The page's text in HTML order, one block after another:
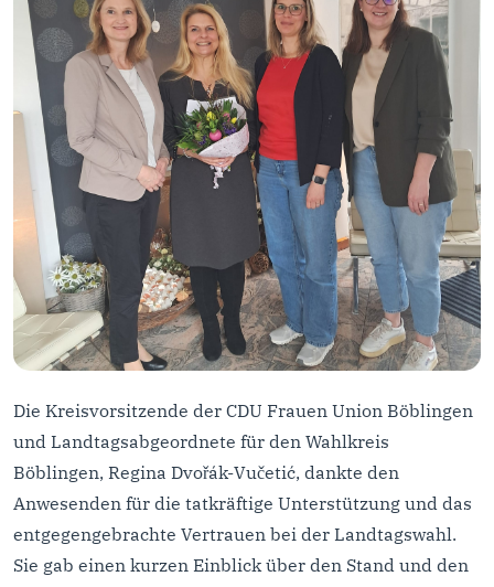
Die Kreisvorsitzende der CDU Frauen Union Böblingen
und Landtagsabgeordnete für den Wahlkreis
Böblingen, Regina Dvořák-Vučetić, dankte den
Anwesenden für die tatkräftige Unterstützung und das
entgegengebrachte Vertrauen bei der Landtagswahl.
Sie gab einen kurzen Einblick über den Stand und den